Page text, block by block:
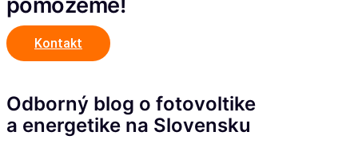
Kontakt
Odborný blog o fotovoltike
a energetike na Slovensku